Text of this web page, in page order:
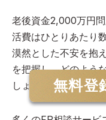
老後資金2,000万円
活費はひとりあたり
漠然とした不安を抱
を把握し、どのよう
しょう。
無料登